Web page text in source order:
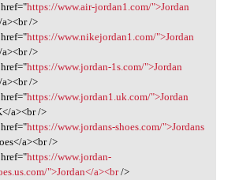
https://www.air-jordan1.com/">Jordan
a><br />
https://www.nikejordan1.com/">Jordan
a><br />
https://www.jordan-1s.com/">Jordan
a><br />
https://www.jordan1.uk.com/">Jordan
a><br />
https://www.jordans-shoes.com/">Jordans
a><br />
https://www.jordan-
">Jordan</a><br/>